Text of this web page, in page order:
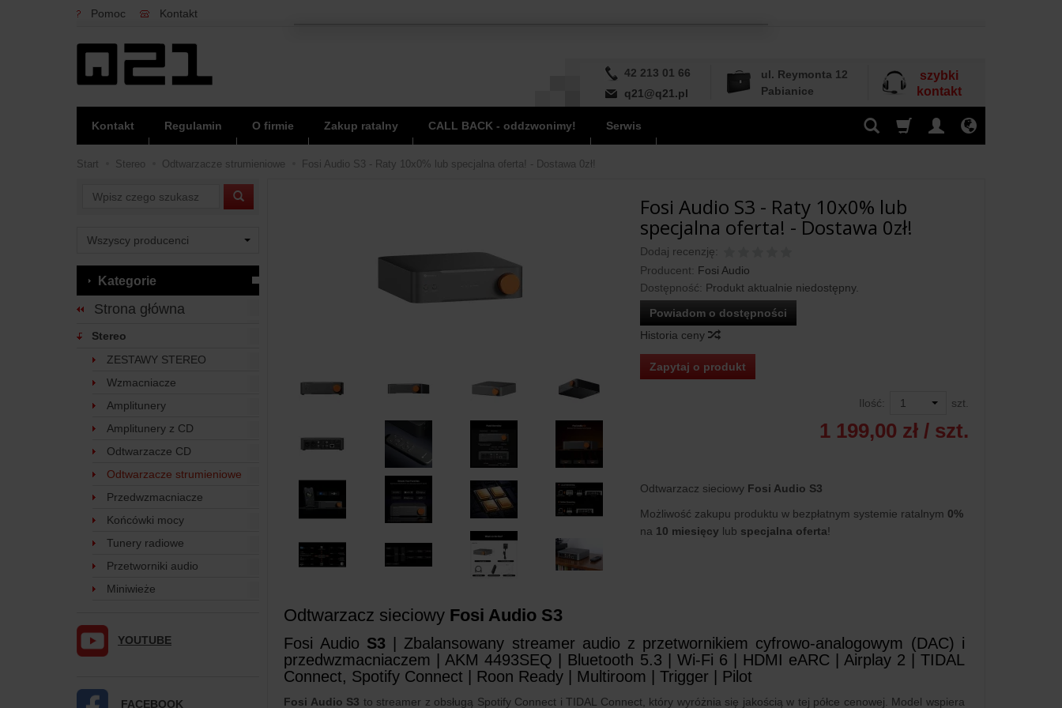
Pomoc Kontakt
42 213 01 66
q21@q21.pl
ul. Reymonta 12
Pabianice
szybki
kontakt
Kontakt Regulamin O firmie Zakup ratalny CALL BACK - oddzwonimy! Serwis
Start Stereo Odtwarzacze strumieniowe Fosi Audio S3 - Raty 10x0% lub specjalna oferta! - Dostawa 0zł!
Fosi Audio S3 - Raty 10x0% lub
specjalna oferta! - Dostawa 0zł!
Dodaj recenzję:
Producent: Fosi Audio
Dostępność: Produkt aktualnie niedostępny.
Powiadom o dostępności
Historia ceny
Zapytaj o produkt
Ilość: szt.
1 199,00 zł/ szt.
Odtwarzacz sieciowyFosi Audio S3
Możliwość zakupu produktu w bezpłatnym systemie ratalnym 0%
na 10 miesięcy lub specjalna oferta!
Odtwarzacz sieciowy Fosi Audio S3
Fosi Audio S3| Zbalansowany streamer audio z przetwornikiem cyfrowo-analogowym (DAC) i
przedwzmacniaczem | AKM 4493SEQ | Bluetooth 5.3 | Wi-Fi 6 | HDMI eARC | Airplay 2 | TIDAL
Connect, Spotify Connect | Roon Ready | Multiroom | Trigger | Pilot
Fosi Audio S3 to streamer z obsługą Spotify Connect i TIDAL Connect, który wyróżnia się jakością w tej półce cenowej. Model wspiera
Wyszukaj
Kategorie
Strona główna
Stereo
ZESTAWY STEREO
Wzmacniacze
Amplitunery
Amplitunery z CD
Odtwarzacze CD
Odtwarzacze strumieniowe
Przedwzmacniacze
Końcówki mocy
Tunery radiowe
Przetworniki audio
Miniwieże
YOUTUBE
FACEBOOK